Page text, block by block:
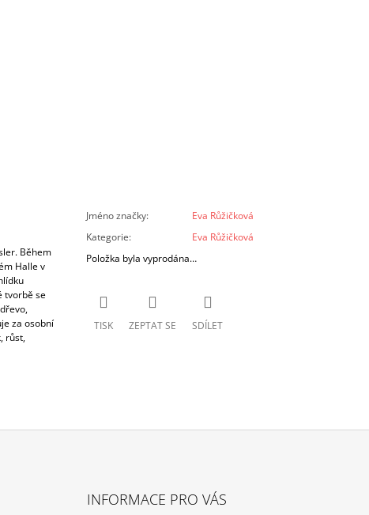
Během
Halle v
tvorbě se
za osobní
růst,
Jméno značky:
Eva Růžičková
Kategorie:
Eva Růžičková
Položka byla vyprodána…
TISK ZEPTAT SE SDÍLET
INFORMACE PRO VÁS